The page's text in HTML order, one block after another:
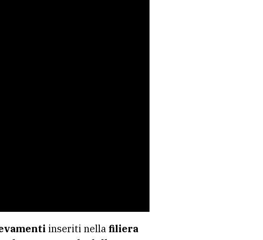
inseriti nellafiliera